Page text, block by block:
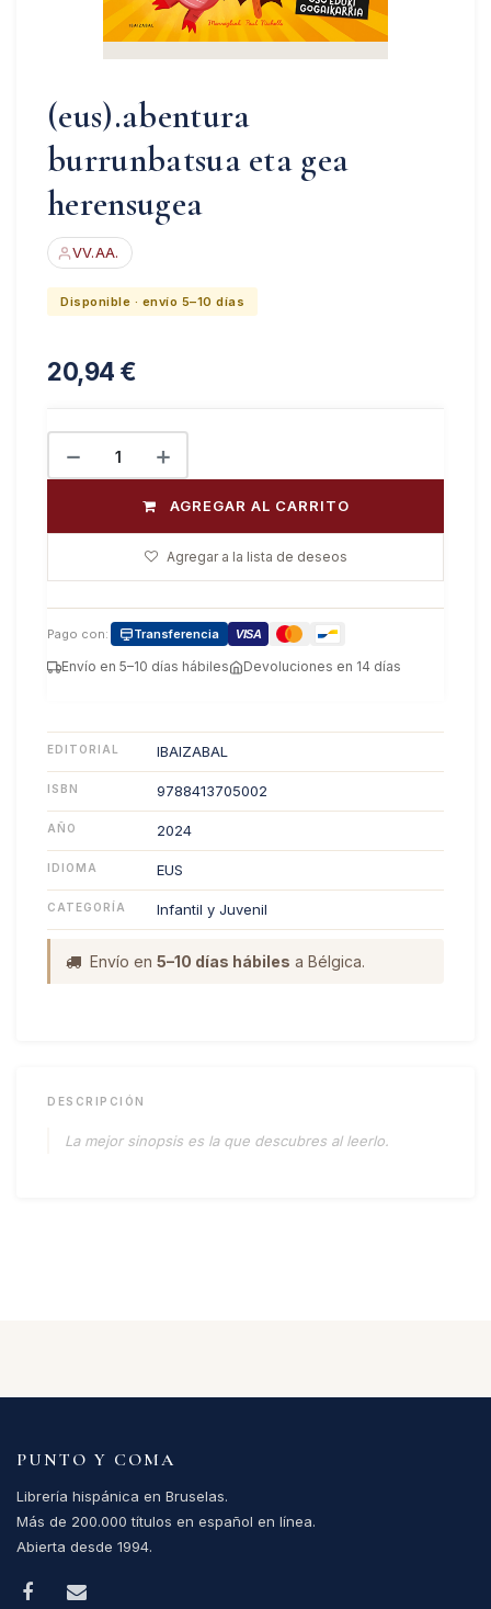
(eus).abentura
burrunbatsua eta gea
herensugea
VV.AA.
Disponible · envío 5–10 días
20,94 €
AGREGAR AL CARRITO
Agregar a la lista de deseos
Pago con: Transferencia VISA
Envío en 5–10 días hábiles Devoluciones en 14 días
EDITORIAL IBAIZABAL
ISBN 9788413705002
AÑO 2024
IDIOMA EUS
CATEGORÍA Infantil y Juvenil
Envío en 5–10 días hábiles a Bélgica.
DESCRIPCIÓN
La mejor sinopsis es la que descubres al leerlo.
PUNTO Y COMA
Librería hispánica en Bruselas.
Más de 200.000 títulos en español en línea.
Abierta desde 1994.